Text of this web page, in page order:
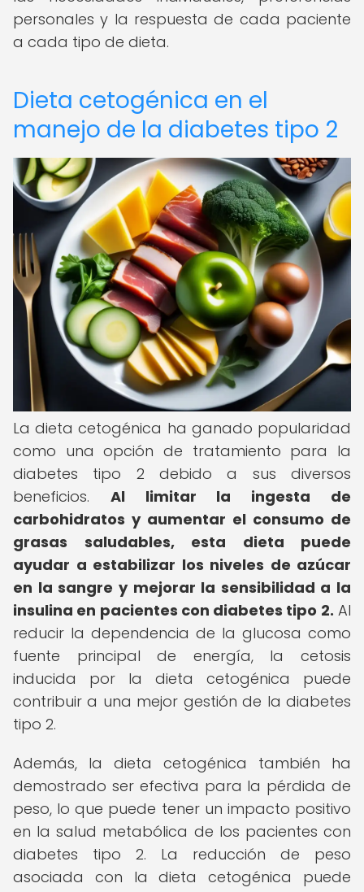
personales y la respuesta de cada paciente
a cada tipo de dieta.
Dieta cetogénica en el
manejo de la diabetes tipo 2
La dieta cetogénica ha ganado popularidad
como una opción de tratamiento para la
diabetes tipo 2 debido a sus diversos
beneficios. Al limitar la ingesta de
carbohidratos y aumentar el consumo de
grasas saludables, esta dieta puede
ayudar a estabilizar los niveles de azúcar
en la sangre y mejorar la sensibilidad a la
insulina en pacientes con diabetes tipo 2. Al
reducir la dependencia de la glucosa como
fuente principal de energía, la cetosis
inducida por la dieta cetogénica puede
contribuir a una mejor gestión de la diabetes
tipo 2.
Además, la dieta cetogénica también ha
demostrado ser efectiva para la pérdida de
peso, lo que puede tener un impacto positivo
en la salud metabólica de los pacientes con
diabetes tipo 2. La reducción de peso
asociada con la dieta cetogénica puede